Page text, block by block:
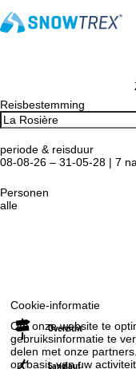
Cookie-informatie
Om onze website te
gebruiksinformatie te
delen met onze
op basis van uw
Reisbestemming
periode & reisduur
08-08-26 – 31-05-28 | 7
Personen
alle
Overzicht
Langlauf